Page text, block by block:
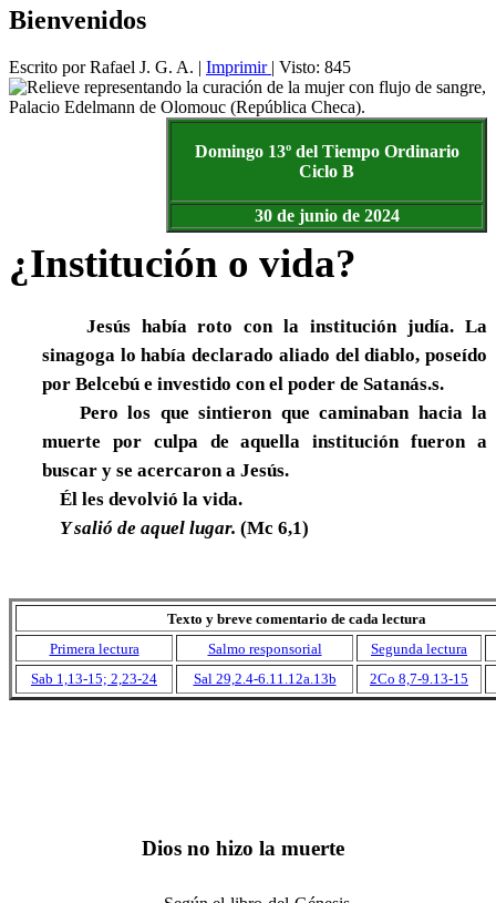
Bienvenidos
Escrito por Rafael J. G. A. | Imprimir | Visto: 845
Domingo 13º del TiempoOrdinario
Ciclo B
30 de junio de 2024
¿Institución o vida?
Jesús había roto con la institución judía. La
sinagoga lo había declarado aliado del diablo, poseído
por Belcebú e investido con el poder de Satanás.s.
Pero los que sintieron que caminaban hacia la
muerte por culpa de aquella institución fueron a
buscar y se acercaron a Jesús.
Él les devolvió la vida.
Y salió de aquel lugar. (Mc 6,1)
Texto y breve comentario de cada lectura
Primera lectura
Salmo responsorial
Segunda lectura
Sab 1,13-15; 2,23-24
Sal 29,2.4-6.11.12a.13b 2Co 8,7-9.13-15
Dios no hizo la muerte